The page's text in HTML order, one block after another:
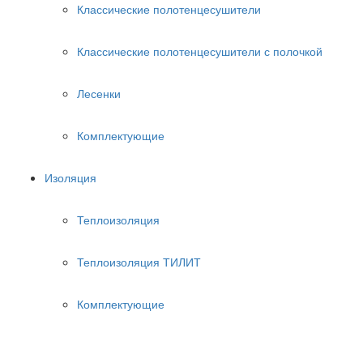
Классические полотенцесушители
Классические полотенцесушители с полочкой
Лесенки
Комплектующие
Изоляция
Теплоизоляция
Теплоизоляция ТИЛИТ
Комплектующие